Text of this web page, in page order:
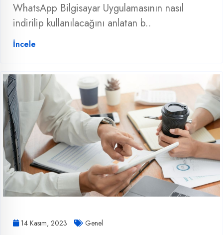
WhatsApp Bilgisayar Uygulamasının nasıl
indirilip kullanılacağını anlatan b..
İncele
14 Kasım, 2023 Genel